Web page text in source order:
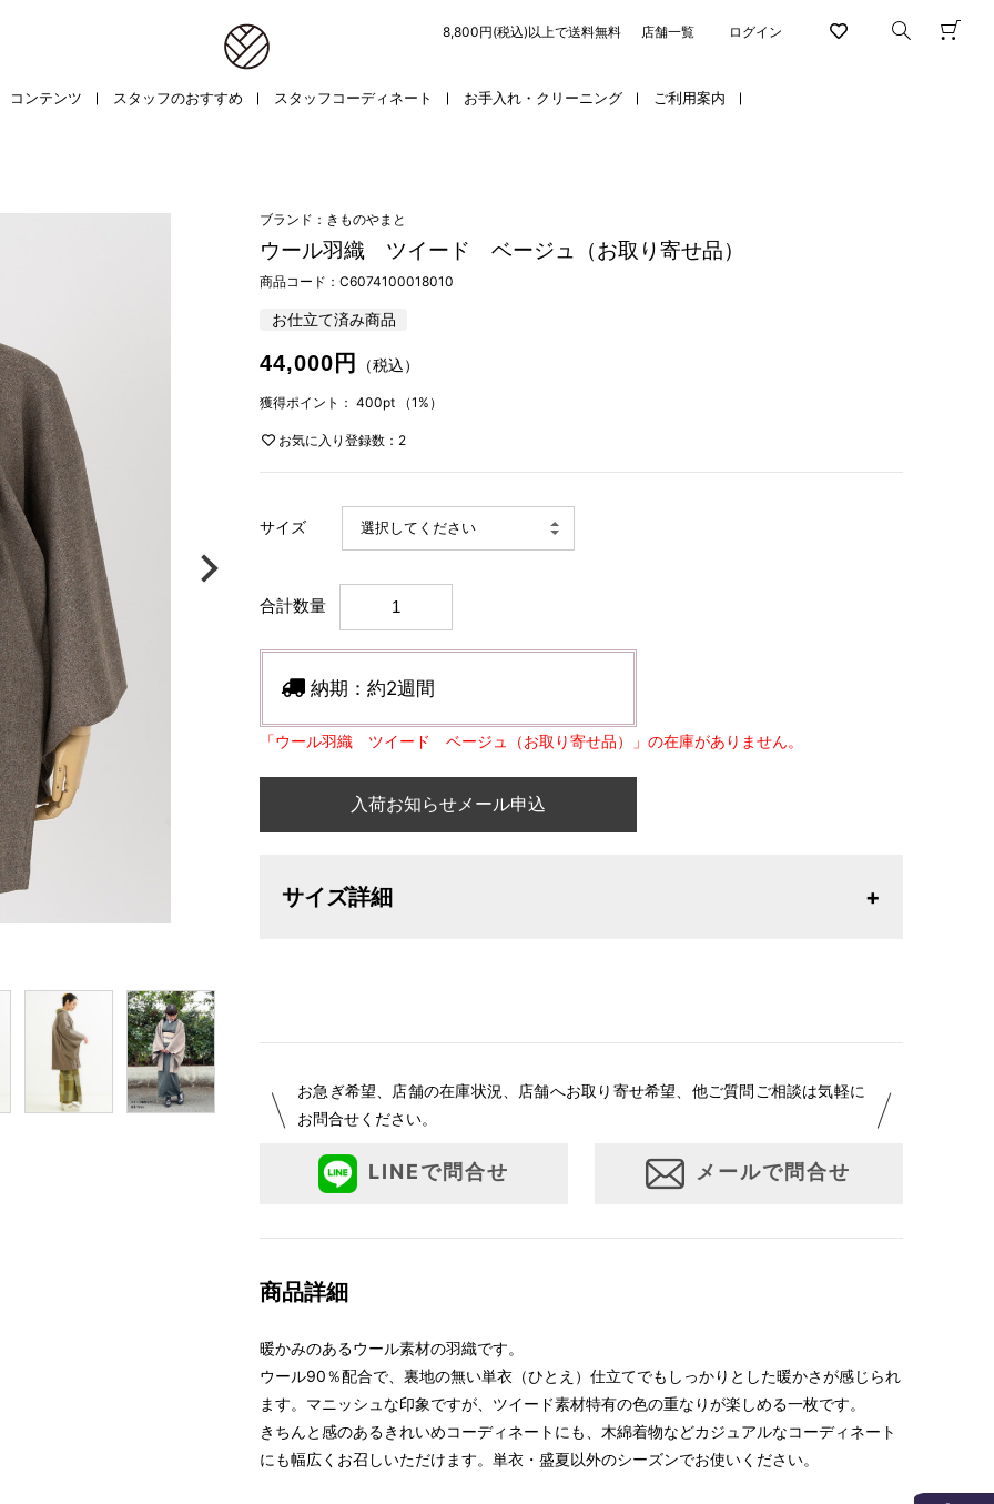
ログイン
8,800円(税込)以上で送料無料 店舗一覧
コンテンツ スタッフのおすすめ スタッフコーディネート お手入れ・クリーニング ご利用案内
ブランド：きものやまと
ウール羽織 ツイード ベージュ（お取り寄せ品）
商品コード： C6074100018010
お仕立て済み商品
44,000円 （税込）
獲得ポイント： 400pt （1%）
お気に入り登録数：2
サイズ
合計数量
納期： 約2週間
「ウール羽織 ツイード ベージュ（お取り寄せ品）」の在庫がありません。
入荷お知らせメール申込
サイズ詳細
お急ぎ希望、店舗の在庫状況、店舗へお取り寄せ希望、他ご質問ご相談は気軽に
お問合せください。
LINEで問合せ メールで問合せ
商品詳細
暖かみのあるウール素材の羽織です。
ウール90％配合で、裏地の無い単衣（ひとえ）仕立てでもしっかりとした暖かさが感じられ
ます。マニッシュな印象ですが、ツイード素材特有の色の重なりが楽しめる一枚です。
きちんと感のあるきれいめコーディネートにも、木綿着物などカジュアルなコーディネート
にも幅広くお召しいただけます。単衣・盛夏以外のシーズンでお使いください。